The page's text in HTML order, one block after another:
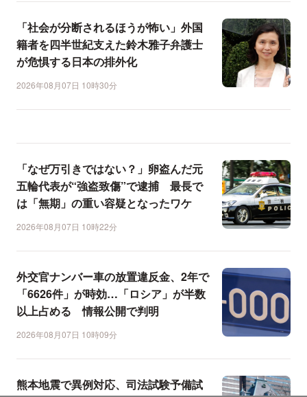
「社会が分断されるほうが怖い」外国
籍者を四半世紀支えた鈴木雅子弁護士
が危惧する日本の排外化
2026年08月07日 10時30分
「なぜ万引きではない？」卵盗んだ元
五輪代表が“強盗致傷”で逮捕 最長で
は「無期」の重い容疑となったワケ
2026年08月07日 10時22分
外交官ナンバー車の放置違反金、2年で
「6626件」が時効…「ロシア」が半数
以上占める 情報公開で判明
2026年08月07日 10時09分
熊本地震で異例対応、司法試験予備試